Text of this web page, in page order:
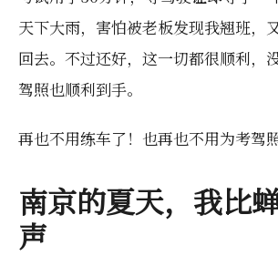
天下大雨，害怕被老板发现我翘班，
回去。不过还好，这一切都很顺利，
驾照也顺利到手。
再也不用练车了！也再也不用为考驾
南京的夏天，我比
声